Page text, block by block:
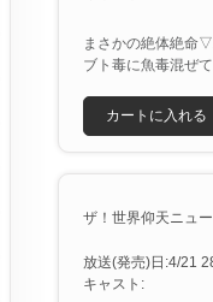
まさかの絶体絶命
ブト毒に魚毒混ぜ
カートに入れる
ザ！世界仰天ニュ
放送(発売)日:4/21
キャスト: